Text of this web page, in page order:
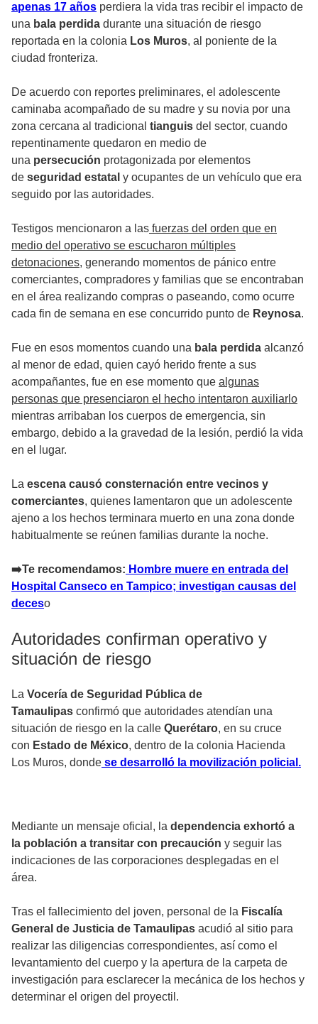
apenas 17 años perdiera la vida tras recibir el impacto de
una bala perdida durante una situación de riesgo
reportada en la colonia Los Muros, al poniente de la
ciudad fronteriza.
De acuerdo con reportes preliminares, el adolescente
caminaba acompañado de su madre y su novia por una
zona cercana al tradicional tianguis del sector, cuando
repentinamente quedaron en medio de
una persecución protagonizada por elementos
de seguridad estatal y ocupantes de un vehículo que era
seguido por las autoridades.
Testigos mencionaron a las fuerzas del orden que en
medio del operativo se escucharon múltiples
detonaciones, generando momentos de pánico entre
comerciantes, compradores y familias que se encontraban
en el área realizando compras o paseando, como ocurre
cada fin de semana en ese concurrido punto de Reynosa.
Fue en esos momentos cuando una bala perdida alcanzó
al menor de edad, quien cayó herido frente a sus
acompañantes, fue en ese momento que algunas
personas que presenciaron el hecho intentaron auxiliarlo
mientras arribaban los cuerpos de emergencia, sin
embargo, debido a la gravedad de la lesión, perdió la vida
en el lugar.
La escena causó consternación entre vecinos y
comerciantes, quienes lamentaron que un adolescente
ajeno a los hechos terminara muerto en una zona donde
habitualmente se reúnen familias durante la noche.
➡️Te recomendamos: Hombre muere en entrada del
Hospital Canseco en Tampico; investigan causas del
deceso
Autoridades confirman operativo y
situación de riesgo
La Vocería de Seguridad Pública de
Tamaulipas confirmó que autoridades atendían una
situación de riesgo en la calle Querétaro, en su cruce
con Estado de México, dentro de la colonia Hacienda
Los Muros, donde se desarrolló la movilización policial.
Mediante un mensaje oficial, la dependencia exhortó a
la población a transitar con precaución y seguir las
indicaciones de las corporaciones desplegadas en el
área.
Tras el fallecimiento del joven, personal de la Fiscalía
General de Justicia de Tamaulipas acudió al sitio para
realizar las diligencias correspondientes, así como el
levantamiento del cuerpo y la apertura de la carpeta de
investigación para esclarecer la mecánica de los hechos y
determinar el origen del proyectil.